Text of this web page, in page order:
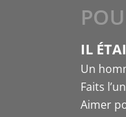
IL
Un
Faits
Aimer